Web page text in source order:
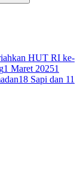
HUT RI ke-
1 Maret 20251
18 Sapi dan 11